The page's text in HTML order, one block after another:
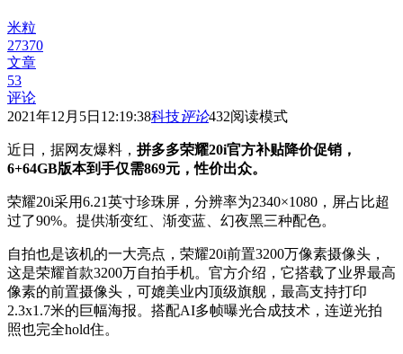
米粒
27370
文章
53
评论
2021年12月5日12:19:38科技评论432阅读模式
近日，据网友爆料， 拼多多荣耀20i官方补贴降价促销，
6+64GB版本到手仅需869元，性价出众。
荣耀20i采用6.21英寸珍珠屏，分辨率为2340×1080，屏占比超
过了90%。提供渐变红、渐变蓝、幻夜黑三种配色。
自拍也是该机的一大亮点，荣耀20i前置3200万像素摄像头，
这是荣耀首款3200万自拍手机。官方介绍，它搭载了业界最高
像素的前置摄像头，可媲美业内顶级旗舰，最高支持打印
2.3x1.7米的巨幅海报。搭配AI多帧曝光合成技术，连逆光拍
照也完全hold住。